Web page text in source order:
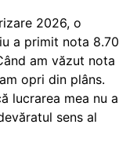
2026, o
a primit nota 8.70
am văzut nota
opri din plâns.
lucrarea mea nu a
sens al